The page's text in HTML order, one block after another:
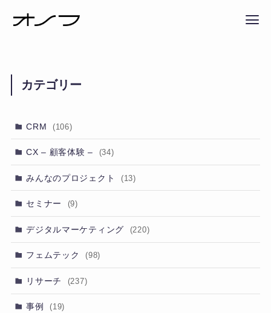
カテゴリー
CRM (106)
CX – 顧客体験 – (34)
みんなのプロジェクト (13)
セミナー (9)
デジタルマーケティング (220)
フェムテック (98)
リサーチ (237)
事例 (19)